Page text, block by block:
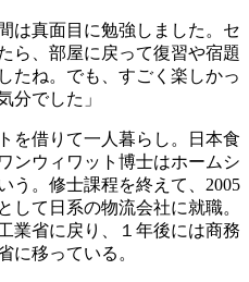
は真面目に勉強しました。セ
ら、部屋に戻って復習や宿題
たね。でも、すごく楽しかっ
分でした」
を借りて一人暮らし。日本食
ンウィワット博士はホームシ
う。修士課程を終えて、2005
して日系の物流会社に就職。
業省に戻り、１年後には商務
に移っている。